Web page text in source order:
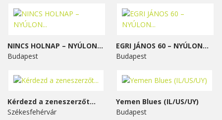
NINCS HOLNAP – NYÚLON...
Budapest
EGRI JÁNOS 60 – NYÚLON...
Budapest
Kérdezd a zeneszerzőt...
Székesfehérvár
Yemen Blues (IL/US/UY)
Budapest